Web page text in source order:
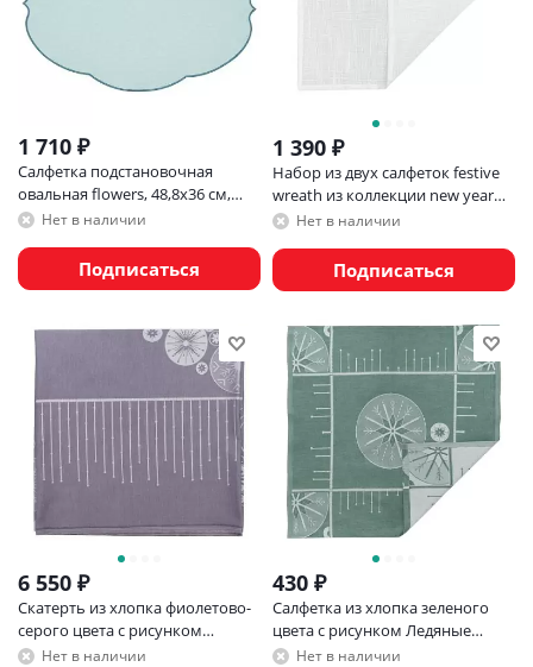
1 710 ₽
Салфетка подстановочная
овальная flowers, 48,8х36 см,
голубая
Нет в наличии
Подписаться
1 390 ₽
Набор из двух салфеток festive
wreath из коллекции new year
essential, 45х45 см
Нет в наличии
Подписаться
6 550 ₽
Скатерть из хлопка фиолетово-
серого цвета с рисунком
Ледяные узоры, new year
Нет в наличии
430 ₽
Салфетка из хлопка зеленого
цвета с рисунком Ледяные
узоры из коллекции new year
Нет в наличии